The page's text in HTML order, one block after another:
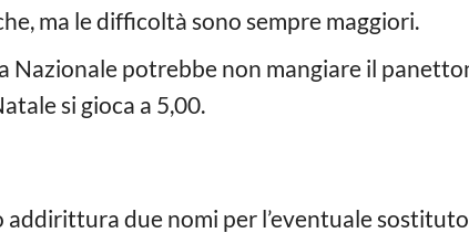
ma le difficoltà sono sempre maggiori.
Nazionale potrebbe non mangiare il
si gioca a 5,00.
due nomi per l’eventuale